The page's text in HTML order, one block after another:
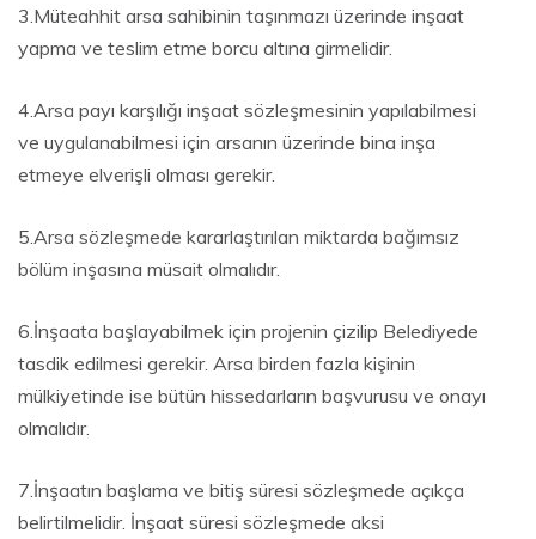
3.Müteahhit arsa sahibinin taşınmazı üzerinde inşaat
yapma ve teslim etme borcu altına girmelidir.
4.Arsa payı karşılığı inşaat sözleşmesinin yapılabilmesi
ve uygulanabilmesi için arsanın üzerinde bina inşa
etmeye elverişli olması gerekir.
5.Arsa sözleşmede kararlaştırılan miktarda bağımsız
bölüm inşasına müsait olmalıdır.
6.İnşaata başlayabilmek için projenin çizilip Belediyede
tasdik edilmesi gerekir. Arsa birden fazla kişinin
mülkiyetinde ise bütün hissedarların başvurusu ve onayı
olmalıdır.
7.İnşaatın başlama ve bitiş süresi sözleşmede açıkça
belirtilmelidir. İnşaat süresi sözleşmede aksi